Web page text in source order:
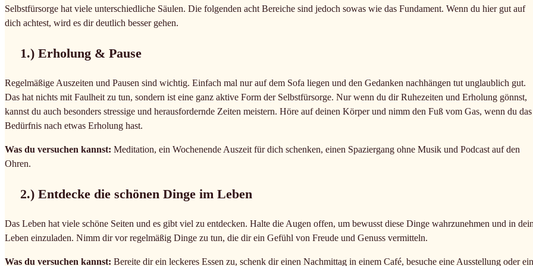
Selbstfürsorge hat viele unterschiedliche Säulen. Die folgenden acht Bereiche sind jedoch sowas wie das Fundament. Wenn du hier gut auf
dich achtest, wird es dir deutlich besser gehen.
1.) Erholung & Pause
Regelmäßige Auszeiten und Pausen sind wichtig. Einfach mal nur auf dem Sofa liegen und den Gedanken nachhängen tut unglaublich gut.
Das hat nichts mit Faulheit zu tun, sondern ist eine ganz aktive Form der Selbstfürsorge. Nur wenn du dir Ruhezeiten und Erholung gönnst,
kannst du auch besonders stressige und herausfordernde Zeiten meistern. Höre auf deinen Körper und nimm den Fuß vom Gas, wenn du das
Bedürfnis nach etwas Erholung hast.
Was du versuchen kannst: Meditation, ein Wochenende Auszeit für dich schenken, einen Spaziergang ohne Musik und Podcast auf den
Ohren.
2.) Entdecke die schönen Dinge im Leben
Das Leben hat viele schöne Seiten und es gibt viel zu entdecken. Halte die Augen offen, um bewusst diese Dinge wahrzunehmen und in
Leben einzuladen. Nimm dir vor regelmäßig Dinge zu tun, die dir ein Gefühl von Freude und Genuss vermitteln.
Was du versuchen kannst: Bereite dir ein leckeres Essen zu, schenk dir einen Nachmittag in einem Café, besuche eine Ausstellung oder ein